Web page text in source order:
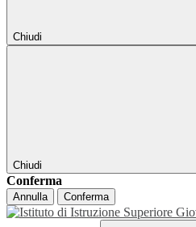
Chiudi
Chiudi
Conferma
Annulla Conferma